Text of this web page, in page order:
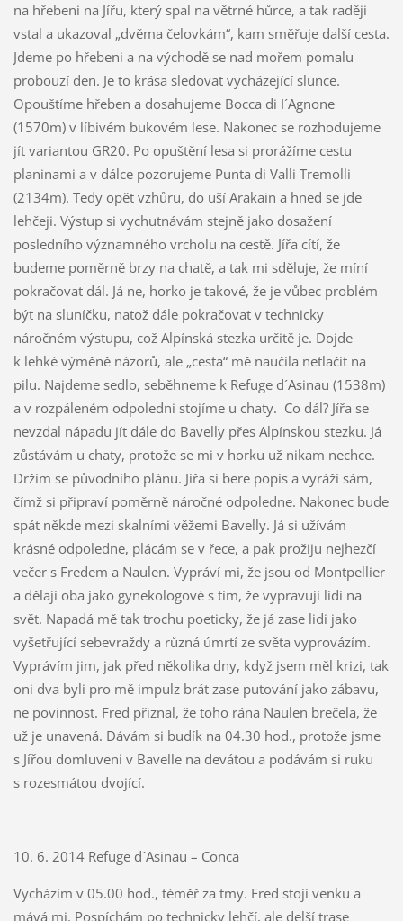
na hřebeni na Jířu, který spal na větrné hůrce, a tak raději
vstal a ukazoval „dvěma čelovkám“, kam směřuje další cesta.
Jdeme po hřebeni a na východě se nad mořem pomalu
probouzí den. Je to krása sledovat vycházející slunce.
Opouštíme hřeben a dosahujeme Bocca di I´Agnone
(1570m) v líbivém bukovém lese. Nakonec se rozhodujeme
jít variantou GR20. Po opuštění lesa si prorážíme cestu
planinami a v dálce pozorujeme Punta di Valli Tremolli
(2134m). Tedy opět vzhůru, do uší Arakain a hned se jde
lehčeji. Výstup si vychutnávám stejně jako dosažení
posledního významného vrcholu na cestě. Jířa cítí, že
budeme poměrně brzy na chatě, a tak mi sděluje, že míní
pokračovat dál. Já ne, horko je takové, že je vůbec problém
být na sluníčku, natož dále pokračovat v technicky
náročném výstupu, což Alpínská stezka určitě je. Dojde
k lehké výměně názorů, ale „cesta“ mě naučila netlačit na
pilu. Najdeme sedlo, seběhneme k Refuge d´Asinau (1538m)
a v rozpáleném odpoledni stojíme u chaty. Co dál? Jířa se
nevzdal nápadu jít dále do Bavelly přes Alpínskou stezku. Já
zůstávám u chaty, protože se mi v horku už nikam nechce.
Držím se původního plánu. Jířa si bere popis a vyráží sám,
čímž si připraví poměrně náročné odpoledne. Nakonec bude
spát někde mezi skalními věžemi Bavelly. Já si užívám
krásné odpoledne, plácám se v řece, a pak prožiju nejhezčí
večer s Fredem a Naulen. Vypráví mi, že jsou od Montpellier
a dělají oba jako gynekologové s tím, že vypravují lidi na
svět. Napadá mě tak trochu poeticky, že já zase lidi jako
vyšetřující sebevraždy a různá úmrtí ze světa vyprovázím.
Vyprávím jim, jak před několika dny, když jsem měl krizi, tak
oni dva byli pro mě impulz brát zase putování jako zábavu,
ne povinnost. Fred přiznal, že toho rána Naulen brečela, že
už je unavená. Dávám si budík na 04.30 hod., protože jsme
s Jířou domluveni v Bavelle na devátou a podávám si ruku
s rozesmátou dvojící.
10. 6. 2014 Refuge d´Asinau – Conca
Vycházím v 05.00 hod., téměř za tmy. Fred stojí venku a
mává mi. Pospíchám po technicky lehčí, ale delší trase